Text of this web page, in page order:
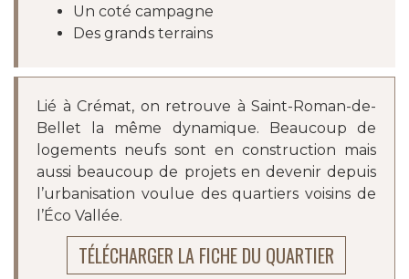
Un coté campagne
Des grands terrains
Lié à Crémat, on retrouve à Saint-Roman-de-
Bellet la même dynamique. Beaucoup de
logements neufs sont en construction mais
aussi beaucoup de projets en devenir depuis
l’urbanisation voulue des quartiers voisins de
l’Éco Vallée.
TÉLÉCHARGER LA FICHE DU QUARTIER